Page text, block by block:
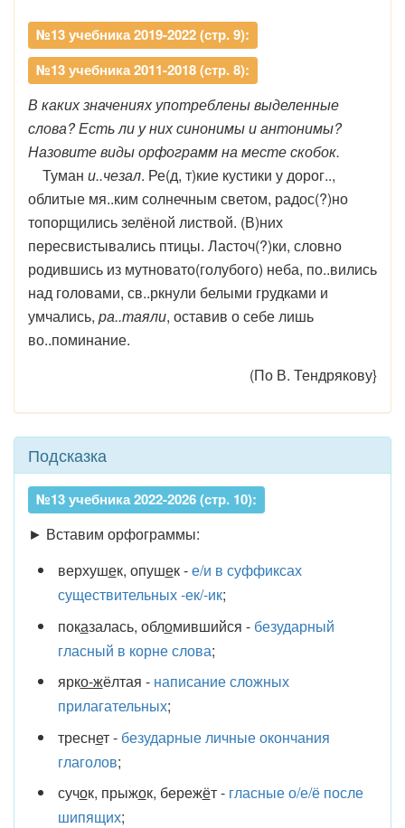
№13 учебника 2019-2022 (стр. 9):
№13 учебника 2011-2018 (стр. 8):
В каких значениях употреблены выделенные
слова? Есть ли у них синонимы и антонимы?
Назовите виды орфограмм на месте скобок.
Туман и..чезал. Ре(д, т)кие кустики у дорог..,
облитые мя..ким солнечным светом, радос(?)но
топорщились зелёной листвой. (В)них
пересвистывались птицы. Ласточ(?)ки, словно
родившись из мутновато(голубого) неба, по..вились
над головами, св..ркнули белыми грудками и
умчались, ра..таяли, оставив о себе лишь
во..поминание.
(По В. Тендрякову}
Подсказка
№13 учебника 2022-2026 (стр. 10):
► Вставим орфограммы:
верхушек, опушек -е/и в суффиксах
существительных -ек/-ик;
показалась, обломившийся - безударный
гласный в корне слова;
ярко-жёлтая - написание сложных
прилагательных;
треснет - безударные личные окончания
глаголов;
сучок, прыжок, бережёт - гласные о/е/ё после
шипящих;